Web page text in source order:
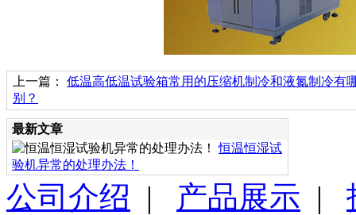
上一篇： 低温高低温试验箱常用的压缩机制冷和液氮制冷有
别？
最新文章
恒温恒湿试
验机异常的处理办法！
公司介绍 | 产品展示 |